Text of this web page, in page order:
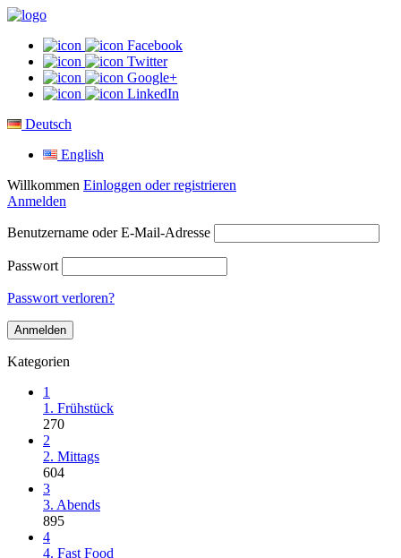
Facebook
Twitter
Google+
LinkedIn
Deutsch
English
Willkommen Einloggen oder registrieren
Anmelden
Benutzername oder E-Mail-Adresse
Passwort
Passwort verloren?
Kategorien
1
1. Frühstück
270
2
2. Mittags
604
3
3. Abends
895
4
4. Fast Food